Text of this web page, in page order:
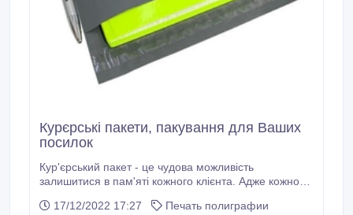
Курєрські пакети, пакування для Ваших
посилок
Кур'єрський пакет - це чудова можливість
залишитися в пам'яті кожного клієнта. Адже кожному
Переваги усіх наших кур'єрських пакетів: -
17/12/2022 17:27
Печать полиграфии